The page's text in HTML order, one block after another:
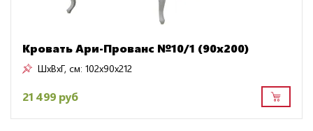
Кровать Ари-Прованс №10/1 (90х200)
ШxВxГ, см: 102x90x212
21 499 руб